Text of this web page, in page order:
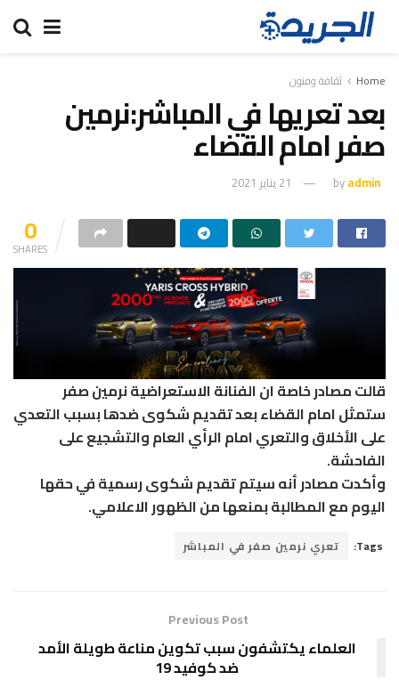
Home ثقافة وفنون
بعد تعريها في المباشر:نرمين
صفر امام القضاء
byadmin 21 يناير 2021
0
SHARES
قالت مصادر خاصة ان الفنانة الاستعراضية نرمين صفر
ستمثل امام القضاء بعد تقديم شكوى ضدها بسبب التعدي
على الأخلاق والتعري امام الرأي العام والتشجيع على
الفاحشة.
وأكدت مصادر أنه سيتم تقديم شكوى رسمية في حقها
اليوم مع المطالبة بمنعها من الظهور الاعلامي.
Tags: تعري نرمين صفر في المباشر
Previous Post
العلماء يكتشفون سبب تكوين مناعة طويلة الأمد
ضد كوفيد 19